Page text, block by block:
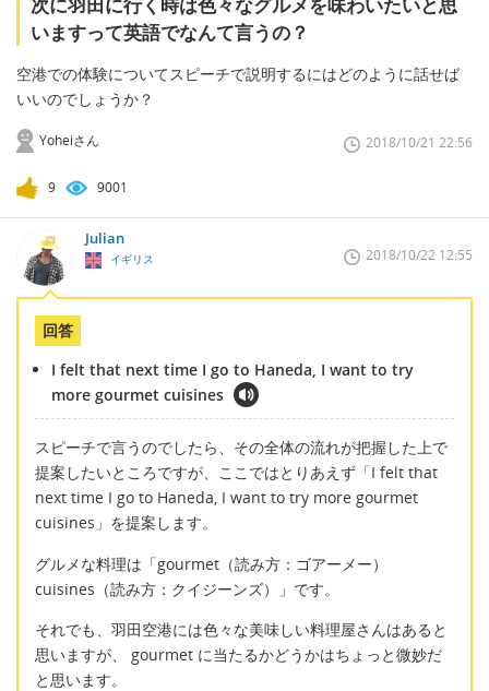
いますって英語でなんて言うの？
空港での体験についてスピーチで説明するにはどのように話せば
いいのでしょうか？
Yoheiさん 2018/10/21 22:56
9 9001
Julian
イギリス 2018/10/22 12:55
回答
I felt that next time I go to Haneda, I want to try
more gourmet cuisines
スピーチで言うのでしたら、その全体の流れが把握した上で
提案したいところですが、ここではとりあえず「I felt that
next time I go to Haneda, I want to try more gourmet
cuisines」を提案します。
グルメな料理は「gourmet（読み方：ゴアーメー）
cuisines（読み方：クイジーンズ）」です。
それでも、羽田空港には色々な美味しい料理屋さんはあると
思いますが、 gourmet に当たるかどうかはちょっと微妙だ
と思います。